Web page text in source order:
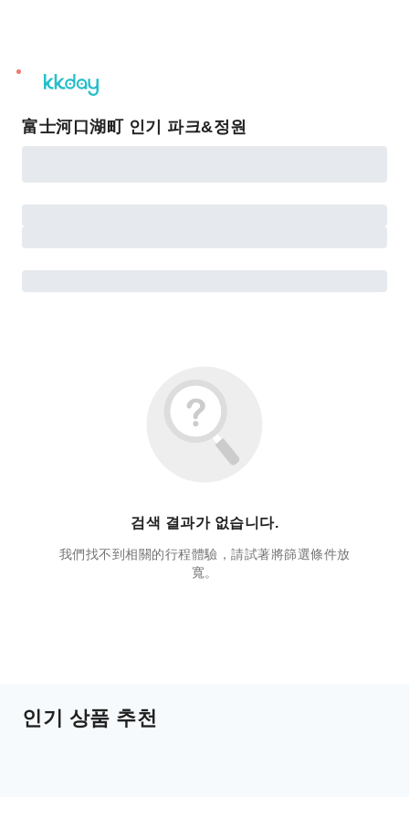
unread
notifications
富士河口湖町 인기 파크&정원
검색 결과가 없습니다.
我們找不到相關的行程體驗，請試著將篩選條件放
寬。
인기 상품 추천